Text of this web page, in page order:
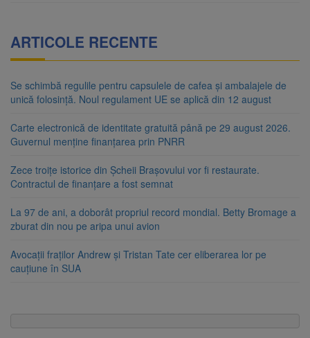
ARTICOLE RECENTE
Se schimbă regulile pentru capsulele de cafea și ambalajele de
unică folosință. Noul regulament UE se aplică din 12 august
Carte electronică de identitate gratuită până pe 29 august 2026.
Guvernul menține finanțarea prin PNRR
Zece troițe istorice din Șcheii Brașovului vor fi restaurate.
Contractul de finanțare a fost semnat
La 97 de ani, a doborât propriul record mondial. Betty Bromage a
zburat din nou pe aripa unui avion
Avocații fraților Andrew și Tristan Tate cer eliberarea lor pe
cauțiune în SUA